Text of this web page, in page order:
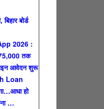
बोर्ड
2026 :
तक
आवेदन शुरू
Loan
हो
…